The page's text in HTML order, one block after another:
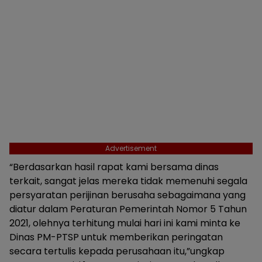
Advertisement
“Berdasarkan hasil rapat kami bersama dinas
terkait, sangat jelas mereka tidak memenuhi segala
persyaratan perijinan berusaha sebagaimana yang
diatur dalam Peraturan Pemerintah Nomor 5 Tahun
2021, olehnya terhitung mulai hari ini kami minta ke
Dinas PM-PTSP untuk memberikan peringatan
secara tertulis kepada perusahaan itu,”ungkap